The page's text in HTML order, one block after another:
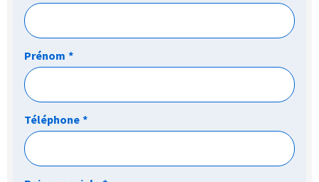
Prénom *
Téléphone *